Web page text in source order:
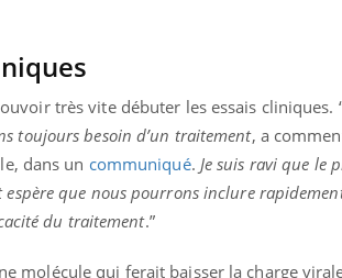
très vite débuter les essais cliniques.
toujours besoin d’un traitement, a
dans un communiqué. Je suis ravi que le
que nous pourrons inclure
du traitement.”
molécule qui ferait baisser la charge